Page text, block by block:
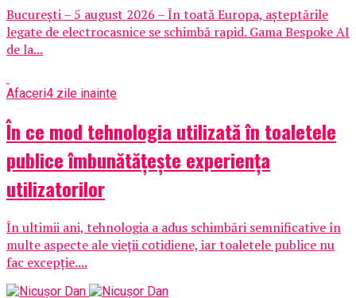
București – 5 august 2026 – În toată Europa, așteptările
legate de electrocasnice se schimbă rapid. Gama Bespoke AI
de la...
Afaceri4 zile inainte
În ce mod tehnologia utilizată în toaletele
publice îmbunătățește experiența
utilizatorilor
În ultimii ani, tehnologia a adus schimbări semnificative în
multe aspecte ale vieții cotidiene, iar toaletele publice nu
fac excepție....